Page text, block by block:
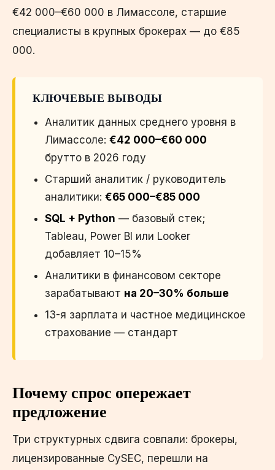
€42 000–€60 000 в Лимассоле, старшие
специалисты в крупных брокерах — до €85
000.
КЛЮЧЕВЫЕ ВЫВОДЫ
Аналитик данных среднего уровня в
Лимассоле: €42 000–€60 000
брутто в 2026 году
Старший аналитик / руководитель
аналитики: €65 000–€85 000
SQL + Python — базовый стек;
Tableau, Power BI или Looker
добавляет 10–15%
Аналитики в финансовом секторе
зарабатывают на 20–30% больше
13-я зарплата и частное медицинское
страхование — стандарт
Почему спрос опережает
предложение
Три структурных сдвига совпали: брокеры,
лицензированные CySEC, перешли на